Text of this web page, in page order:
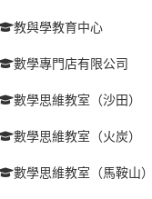
教與學教育中心
數學專門店有限公司
數學思維教室（沙田）
數學思維教室（火炭）
數學思維教室（馬鞍山）